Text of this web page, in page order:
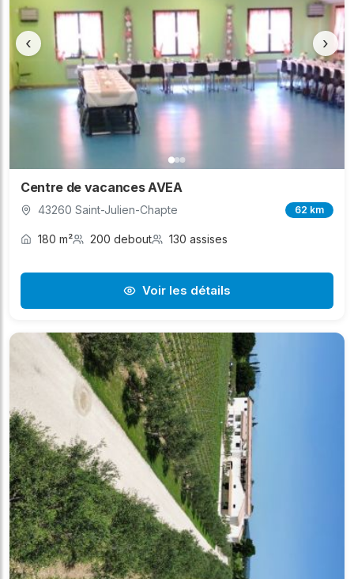
‹ ›
Centre de vacances AVEA
43260 Saint-Julien-Chapte 62 km
180 m² 200 debout 130 assises
Voir les détails